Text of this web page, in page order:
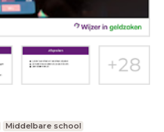
Middelbare school